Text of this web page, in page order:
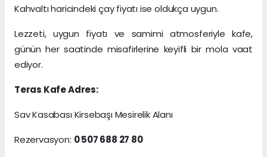
Kahvaltı haricindeki çay fiyatı ise oldukça uygun.
Lezzeti, uygun fiyatı ve samimi atmosferiyle kafe,
günün her saatinde misafirlerine keyifli bir mola vaat
ediyor.
Teras Kafe Adres:
Sav Kasabası Kirsebaşı Mesirelik Alanı
Rezervasyon: 0 507 688 27 80